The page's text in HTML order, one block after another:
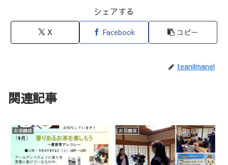
シェアする
X Facebook コピー
teanilmanel
関連記事
お茶講座 お茶講座